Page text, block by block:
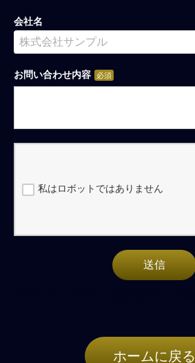
会社名
お問い合わせ内容
私はロボットではありません
送信
ホームに戻る